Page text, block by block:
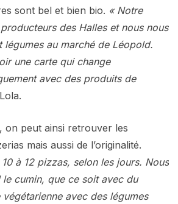
sont bel et bien bio. « Notre
des Halles et nous nous
légumes au marché de Léopold.
une carte qui change
avec des produits de
on peut ainsi retrouver les
mais aussi de l’originalité.
à 12 pizzas, selon les jours. Nous
cumin, que ce soit avec du
avec des légumes